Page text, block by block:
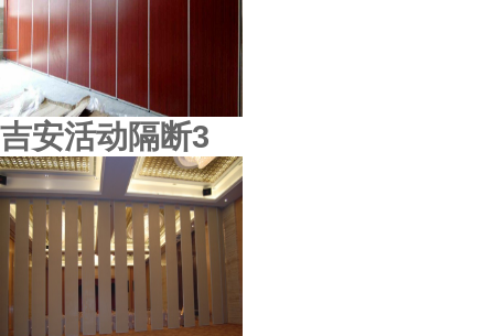
东莞鸿业机械厂
吉安活动隔断3